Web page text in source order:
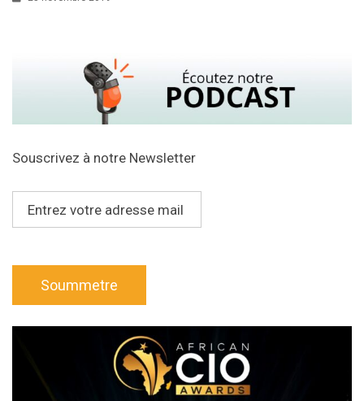
Souscrivez à notre Newsletter